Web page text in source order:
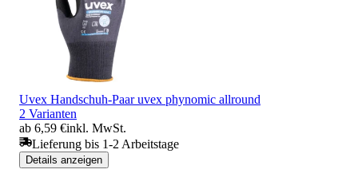
Uvex Handschuh-Paar uvex phynomic allround
2 Varianten
ab 6,59 €inkl. MwSt.
Lieferung bis 1-2 Arbeitstage
Details anzeigen